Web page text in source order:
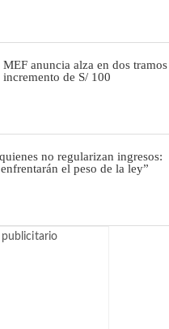
anuncia alza en dos tramos
de S/ 100
no regularizan ingresos:
el peso de la ley”